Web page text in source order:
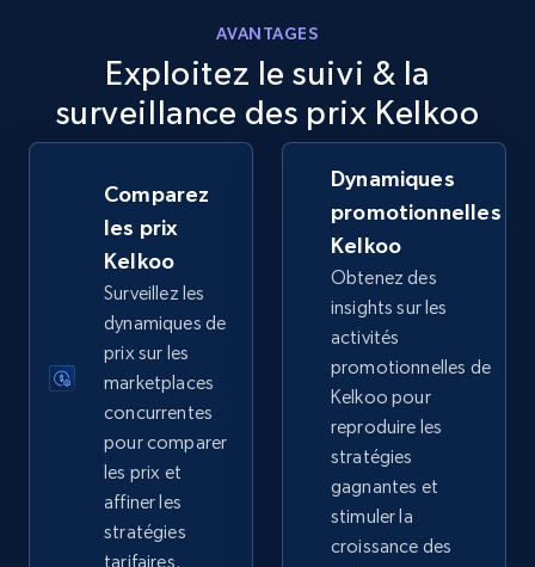
5.6K+ 875+ Commencer
Walmart - products - Discover products by
using sku numbers
URL, Final price, Sku, Currency, Gtin,
Specifications, Image urls, Top reviews, and
more.
5.6K+ Commencer
TikTok Shop
URL, Title, Available, Description, Currency, Initial
price, Final price, Discount percent, and more.
AVANTAGES
Exploitez le suivi & la
surveillance des prix Kelkoo
Comparez
les prix
Kelkoo
Surveillez les
dynamiques de
prix sur les
marketplaces
concurrentes
pour comparer
les prix et
affiner les
stratégies
tarifaires.
Dynamiques
promotionnelles
Kelkoo
Obtenez des
insights sur les
activités
promotionnelles de
Kelkoo pour
reproduire les
stratégies
gagnantes et
stimuler la
croissance des